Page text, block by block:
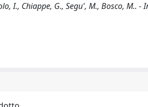
I., Chiappe, G., Segu', M., Bosco, M.. -